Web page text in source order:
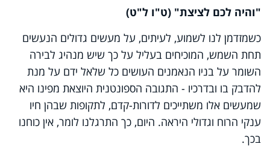
"והיה לכם לציצת" (ט"ו ל"ט)
כשמזדמן לנו לשמוע, לעיתים, על מעשים גדולים הנעשים
תחת השמש, המוכיחים בעליל על כך שיש מנהיג לבירה
השומר על בניו הנאמנים העושים כל שלאל ידם על מנת
להדבק בו ובדרכיו - התגובה הספונטנית היוצאת מפינו היא
שמעשים אלו משתייכים לדורות-קדם, לתקופות שבהן חיו
ענקי הרוח וגדולי היראה. היום, כך התרגלנו לומר, אין כוחנו
בכך.